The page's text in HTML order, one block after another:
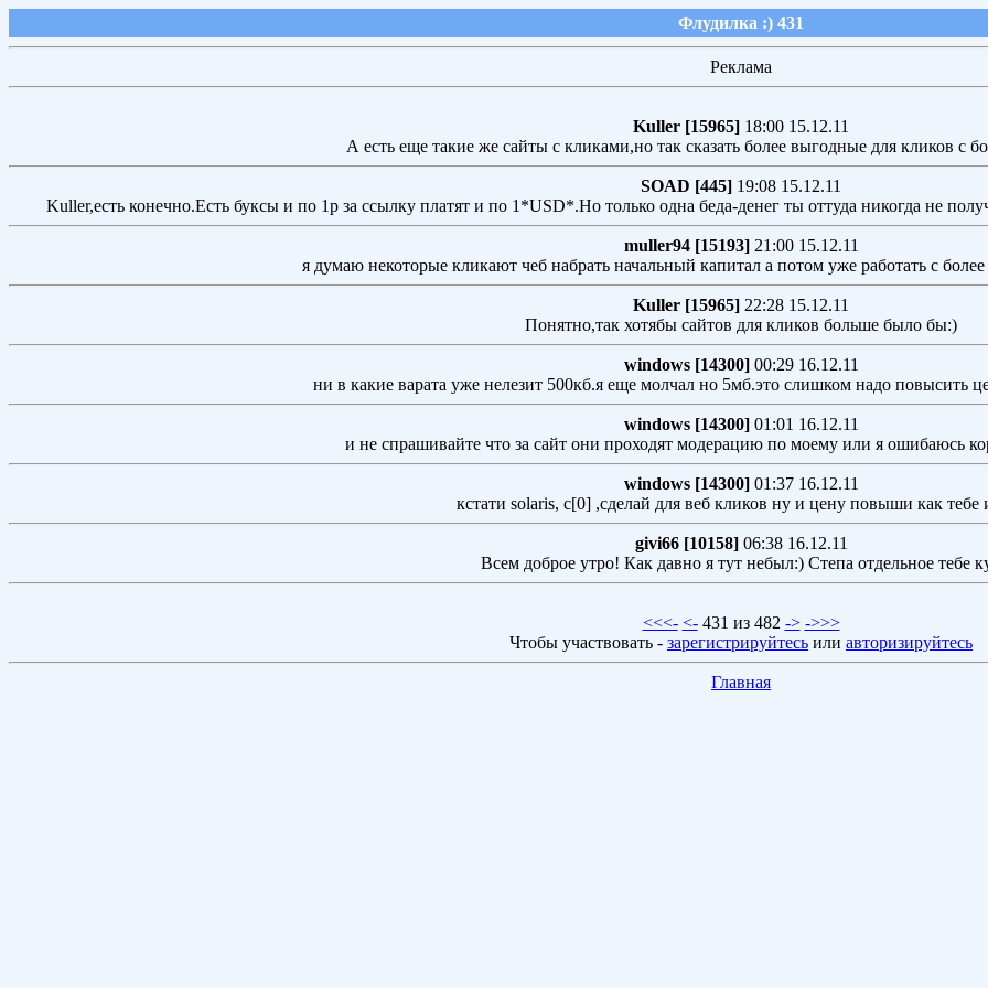
Флудилка :) 431
Реклама
Kuller [15965] 18:00 15.12.11
А есть еще такие же сайты с кликами,но так сказать более выгодные для кликов с
SOAD [445] 19:08 15.12.11
Kuller,есть конечно.Есть буксы и по 1р за ссылку платят и по 1*USD*.Но только одна беда-денег ты оттуда никогда не
muller94 [15193]21:00 15.12.11
я думаю некоторые кликают чеб набрать начальный капитал а потом уже работать с
Kuller [15965] 22:28 15.12.11
Понятно,так хотябы сайтов для кликов больше было бы:)
windows [14300]00:29 16.12.11
ни в какие варата уже нелезит 500кб.я еще молчал но 5мб.это слишком надо повысить
windows [14300]01:01 16.12.11
и не спрашивайте что за сайт они проходят модерацию по моему или я ошибаюсь
windows [14300]01:37 16.12.11
кстати solaris, с[0] ,сделай для веб кликов ну и цену повыши как тебе
givi66 [10158]06:38 16.12.11
Всем доброе утро! Как давно я тут небыл:) Степа отдельное тебе
<<<- <-431 из 482 -> ->>>
Чтобы участвовать - зарегистрируйтесь или авторизируйтесь
Главная